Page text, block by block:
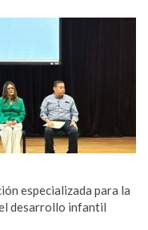
especializada para la
desarrollo infantil